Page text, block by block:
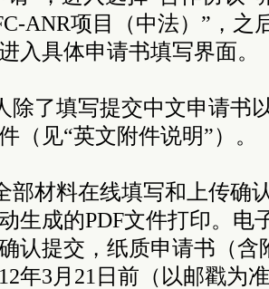
ANR项目（中法）”，之
入具体申请书填写界面。
除了填写提交中文申请书
（见“英文附件说明”）。
部材料在线填写和上传确
生成的PDF文件打印。电
认提交，纸质申请书（含
年3月21日前（以邮戳为